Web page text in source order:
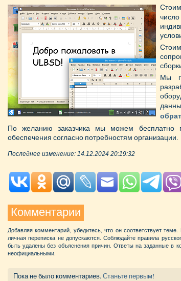
Мы
По желанию заказчика мы можем бесплатно
обеспечения согласно потребностям организации.
Последнее изменение: 14.12.2024 20:19:32
Комментарии
Добавляя комментарий, убедитесь, что он соответствует
личная переписка не допускаются. Соблюдайте правила
быть удалены без объяснения причин. Ответы на заданные в
неофициальными.
Пока не было комментариев.Станьте первым!